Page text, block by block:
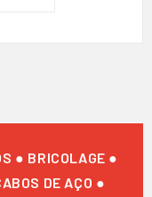
● BRICOLAGE ●
DE AÇO ●